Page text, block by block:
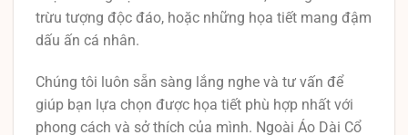
trừu tượng độc đáo, hoặc những họa tiết mang đậm
dấu ấn cá nhân.
Chúng tôi luôn sẵn sàng lắng nghe và tư vấn để
giúp bạn lựa chọn được họa tiết phù hợp nhất với
phong cách và sở thích của mình. Ngoài Áo Dài Cổ